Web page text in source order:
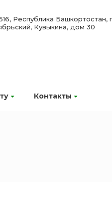
Контакты
Республика Башкортостан,
Кувыкина, дом 30